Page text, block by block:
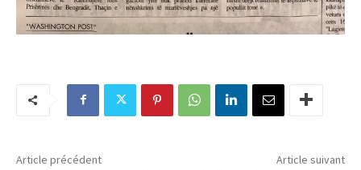
Article précédent Article suivant